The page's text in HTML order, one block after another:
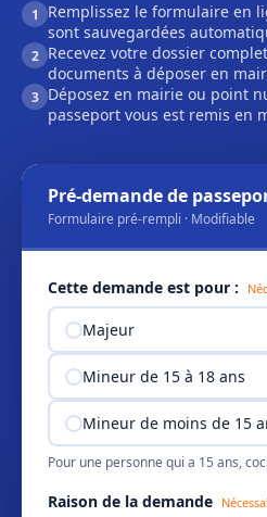
1
Remplissez le formulaire en
sont sauvegardées
2 Recevez votre dossier
documents à déposer en
3 Déposez en mairie ou point
passeport vous est remis en
Pré-demande de
Formulaire pré-rempli · Modifiable
Cette demande est pour :
Majeur
Mineur de 15 à 18 ans
Mineur de moins de 15
Pour une personne qui a 15 ans,
Raison de la demande